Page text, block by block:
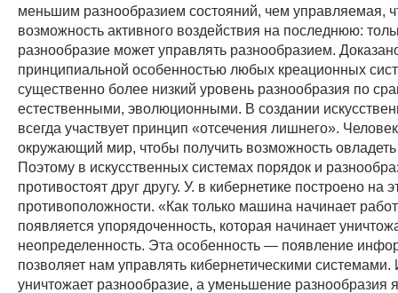
меньшим разнообразием состояний, чем управляемая,
возможность активного воздействия на последнюю:
разнообразие может управлять разнообразием.
принципиальной особенностью любых креационных
существенно более низкий уровень разнообразия по
естественными, эволюционными. В создании
всегда участвует принцип «отсечения лишнего».
окружающий мир, чтобы получить возможность
Поэтому в искусственных системах порядок и
противостоят друг другу. У. в кибернетике построено на
противоположности. «Как только машина начинает
появляется упорядоченность, которая начинает
неопределенность. Эта особенность — появление
позволяет нам управлять кибернетическими
уничтожает разнообразие, а уменьшение разнообразия